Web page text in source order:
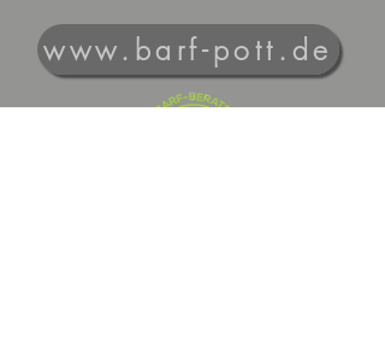
www.barf-pott.de